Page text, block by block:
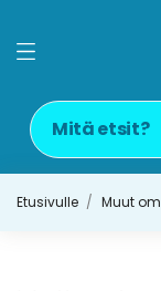
Etusivulle Muut